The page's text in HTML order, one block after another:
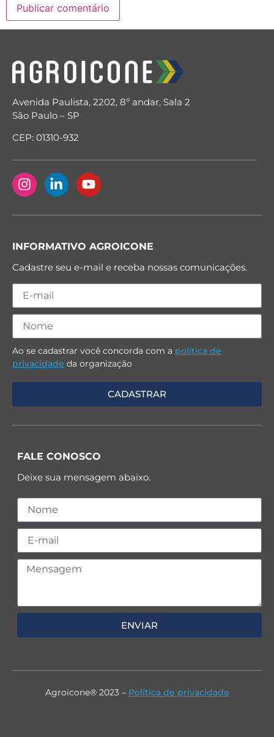
Avenida Paulista, 2202, 8º andar, Sala 2
São Paulo – SP
CEP: 01310-932
INFORMATIVO AGROICONE
Cadastre seu e-mail e receba nossas comunicações.
Ao se cadastrar você concorda com a política de
privacidade da organização
FALE CONOSCO
Deixe sua mensagem abaixo.
ENVIAR
Agroicone® 2023 – Política de privacidade